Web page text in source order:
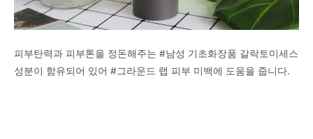
피부탄력과 피부톤을 정돈해주는 #남성 기초화장품 갈락토미세스
성분이 함유되어 있어 #그라운드 랩 피부 미백에 도움을 줍니다.